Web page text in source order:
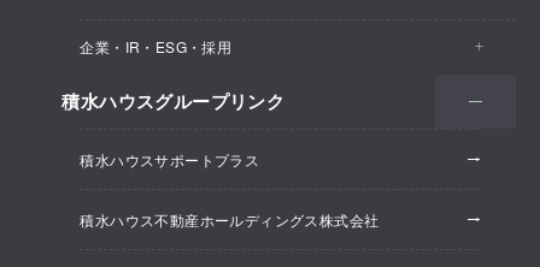
保育所・教育支援施設
オフィス・事務所
建築実例
オフィス系開発事業
ホテル系開発事業
大規模開発事業
企業・IR・ESG・採用
会社情報
株主・投資家情報
ESG経営
積水ハウスグループリンク
積水ハウスサポートプラス
積水ハウス不動産ホールディングス株式会社